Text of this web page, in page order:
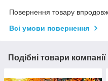
Повернення товару
Всі умови повернення
Подібні товари компанії